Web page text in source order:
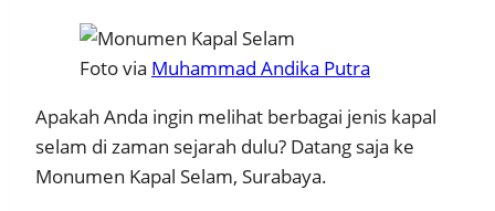
Foto via Muhammad Andika Putra
Apakah Anda ingin melihat berbagai jenis kapal
selam di zaman sejarah dulu? Datang saja ke
Monumen Kapal Selam, Surabaya.